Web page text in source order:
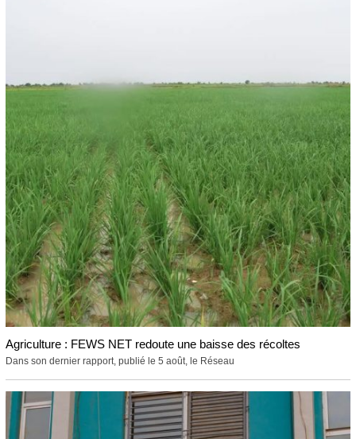
Agriculture : FEWS NET redoute une baisse des récoltes
Dans son dernier rapport, publié le 5 août, le Réseau